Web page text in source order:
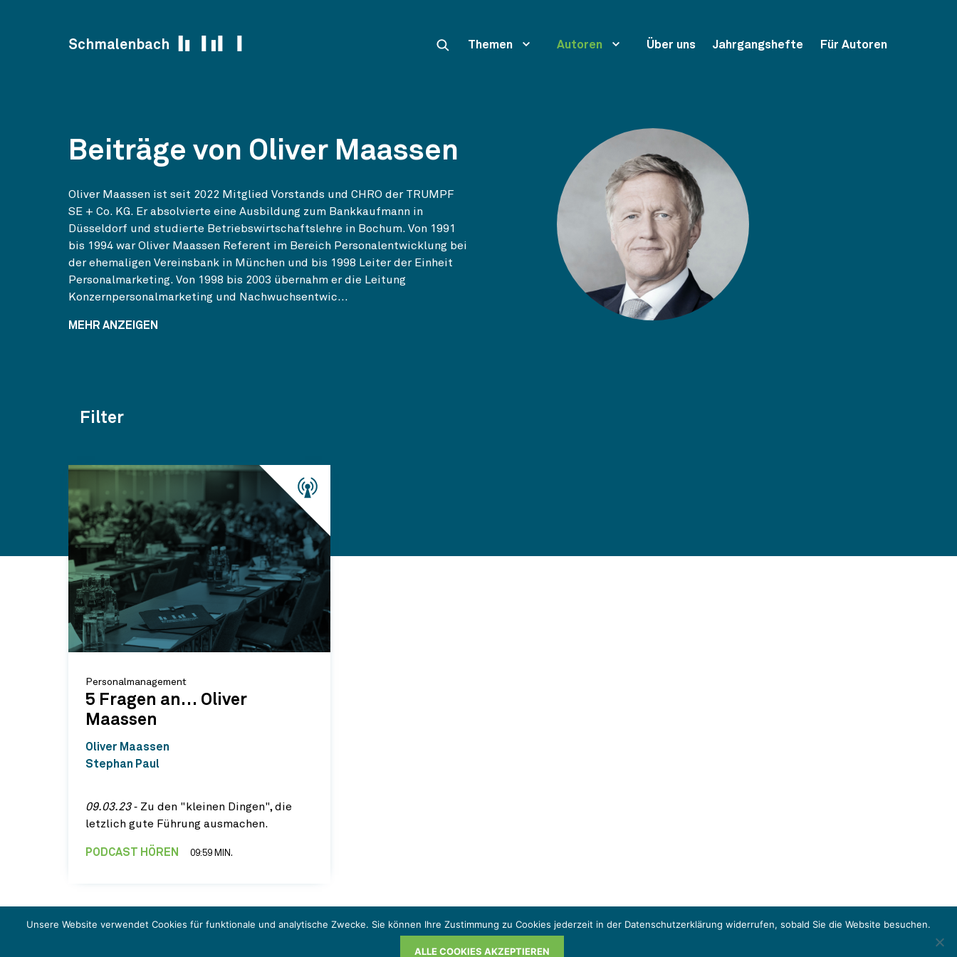
Schmalenbach Themen Autoren Über uns Jahrgangshefte Für Autoren
Beiträge von Oliver Maassen
Oliver Maassen ist seit 2022 Mitglied Vorstands und CHRO der TRUMPF
SE + Co. KG. Er absolvierte eine Ausbildung zum Bankkaufmann in
Düsseldorf und studierte Betriebswirtschaftslehre in Bochum. Von 1991
bis 1994 war Oliver Maassen Referent im Bereich Personalentwicklung bei
der ehemaligen Vereinsbank in München und bis 1998 Leiter der Einheit
Personalmarketing. Von 1998 bis 2003 übernahm er die Leitung
Konzernpersonalmarketing und Nachwuchsentwic...
MEHR ANZEIGEN
Filter
Personalmanagement
5 Fragen an… Oliver
Maassen
Oliver Maassen
Stephan Paul
09.03.23‐ Zu den "kleinen Dingen", die
letzlich gute Führung ausmachen.
PODCAST HÖREN 09:59 MIN.
Unsere Website verwendet Cookies für funktionale und analytische Zwecke. Sie können Ihre Zustimmung zu Cookies jederzeit in der Datenschutzerklärung widerrufen, sobald Sie die Website besuchen.
ALLE COOKIES AKZEPTIEREN